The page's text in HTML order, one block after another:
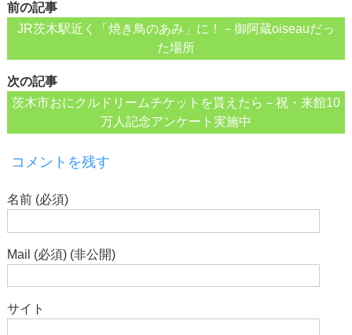
前の記事
JR茨木駅近く「焼き鳥のあみ」に！－御阿蔵oiseauだっ
た場所
次の記事
茨木市おにクルドリームチケットを貰えたら－祝・来館10
万人記念アンケート実施中
コメントを残す
名前 (必須)
Mail (必須) (非公開)
サイト